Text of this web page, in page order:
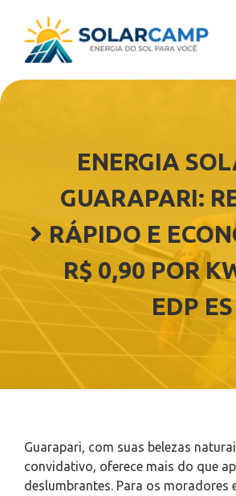
conteúdo
ENERGIA
GUARAPARI:
RÁPIDO E
R$ 0,90 POR
EDP ES
Guarapari, com suas belezas
convidativo, oferece mais do que
deslumbrantes. Para os moradores